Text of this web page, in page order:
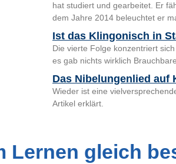
hat studiert und gearbeitet. Er
dem Jahre 2014 beleuchtet er
Ist das Klingonisch in
Die vierte Folge konzentriert
es gab nichts wirklich
Das Nibelungenlied auf
Wieder ist eine
Artikel erklärt.
Lernen gleich